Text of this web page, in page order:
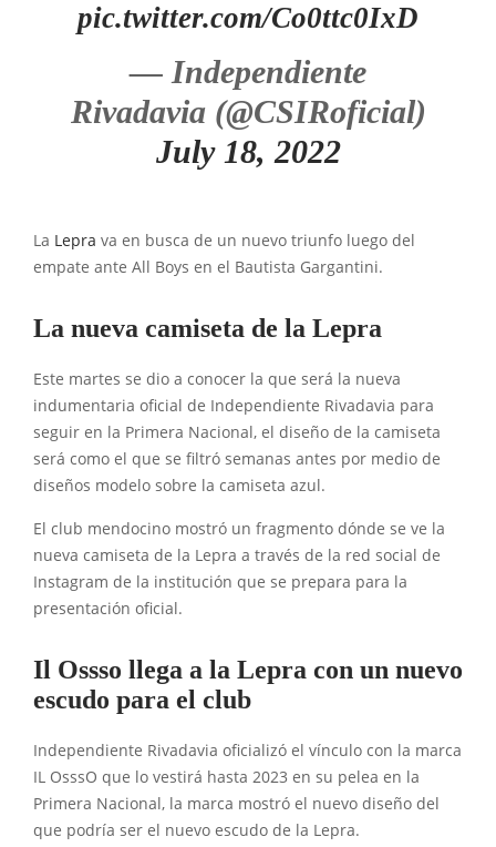
pic.twitter.com/Co0ttc0IxD
— Independiente
Rivadavia (@CSIRoficial)
July 18, 2022
La Lepra va en busca de un nuevo triunfo luego del
empate ante All Boys en el Bautista Gargantini.
La nueva camiseta de la Lepra
Este martes se dio a conocer la que será la nueva
indumentaria oficial de Independiente Rivadavia para
seguir en la Primera Nacional, el diseño de la camiseta
será como el que se filtró semanas antes por medio de
diseños modelo sobre la camiseta azul.
El club mendocino mostró un fragmento dónde se ve la
nueva camiseta de la Lepra a través de la red social de
Instagram de la institución que se prepara para la
presentación oficial.
Il Ossso llega a la Lepra con un nuevo
escudo para el club
Independiente Rivadavia oficializó el vínculo con la marca
IL OsssO que lo vestirá hasta 2023 en su pelea en la
Primera Nacional, la marca mostró el nuevo diseño del
que podría ser el nuevo escudo de la Lepra.